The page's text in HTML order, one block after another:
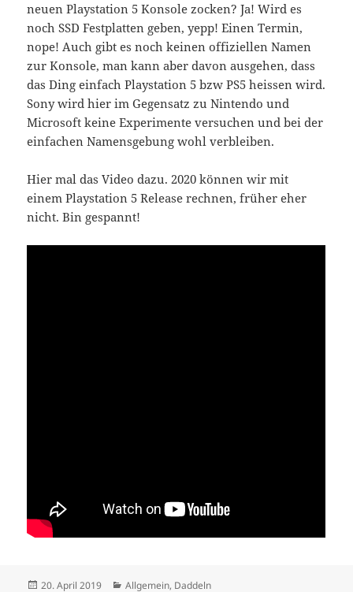
neuen Playstation 5 Konsole zocken? Ja! Wird es
noch SSD Festplatten geben, yepp! Einen Termin,
nope! Auch gibt es noch keinen offiziellen Namen
zur Konsole, man kann aber davon ausgehen, dass
das Ding einfach Playstation 5 bzw PS5 heissen wird.
Sony wird hier im Gegensatz zu Nintendo und
Microsoft keine Experimente versuchen und bei der
einfachen Namensgebung wohl verbleiben.
Hier mal das Video dazu. 2020 können wir mit
einem Playstation 5 Release rechnen, früher eher
nicht. Bin gespannt!
Veröffentlicht
20. April 2019 Kategorien
Allgemein, Daddeln